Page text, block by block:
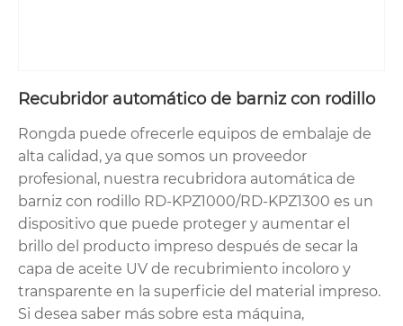
Recubridor automático de barniz con rodillo
Rongda puede ofrecerle equipos de embalaje de
alta calidad, ya que somos un proveedor
profesional, nuestra recubridora automática de
barniz con rodillo RD-KPZ1000/RD-KPZ1300 es un
dispositivo que puede proteger y aumentar el
brillo del producto impreso después de secar la
capa de aceite UV de recubrimiento incoloro y
transparente en la superficie del material impreso.
Si desea saber más sobre esta máquina,